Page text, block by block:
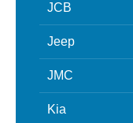
JCB
Jeep
JMC
Kia